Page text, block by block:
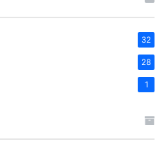
32
28
1